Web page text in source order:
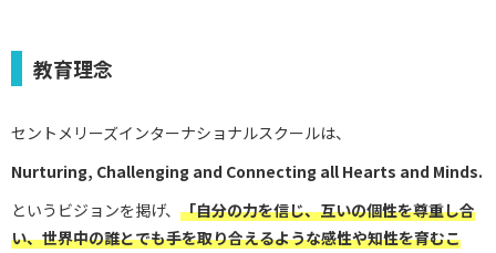
教育理念
セントメリーズインターナショナルスクールは、
Nurturing, Challenging and Connecting all Hearts and Minds.
というビジョンを掲げ、 「自分の力を信じ、互いの個性を尊重し合
い、世界中の誰とでも手を取り合えるような感性や知性を育むこ